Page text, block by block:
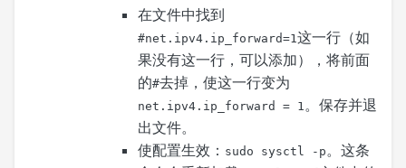
在文件中找到
#net.ipv4.ip_forward=1 这一行（如
果没有这一行，可以添加），将前面
的#去掉，使这一行变为
net.ipv4.ip_forward = 1 。保存并退
出文件。
使配置生效： sudo sysctl -p 。这条